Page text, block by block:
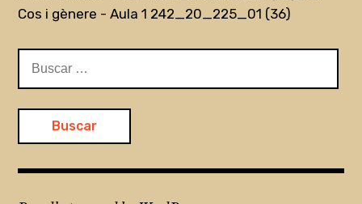
Cos i gènere - Aula 1 242_20_225_01 (36)